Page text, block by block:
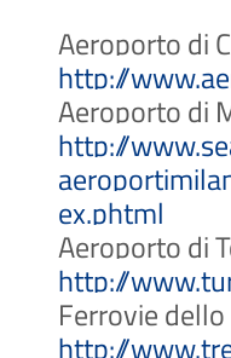
Aeroporto di
http://
Aeroporto di
http://
ex.phtml
Aeroporto di
http://
Ferrovie
http://